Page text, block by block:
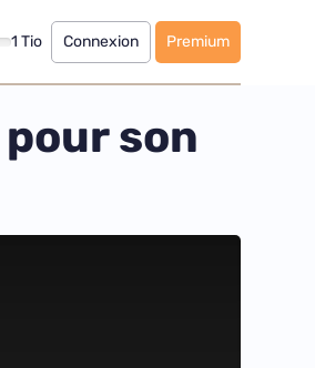
1 Tio Connexion Premium
son